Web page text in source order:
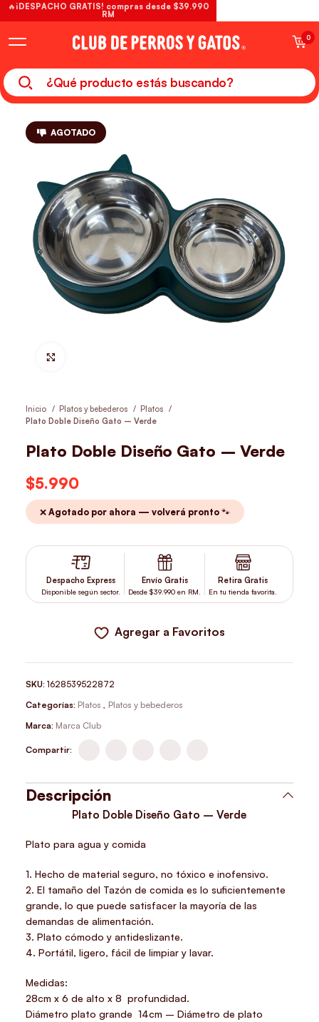
0
AGOTADO
Inicio Platos y bebederos
Platos
Plato Doble Diseño Gato – Verde
Plato Doble Diseño Gato – Verde
$5.990
❌ Agotado por ahora — volverá pronto 🐾
Despacho Express
Disponible según sector.
Envío Gratis
Desde $39.990 en RM.
Retira Gratis
En tu tienda favorita.
Agregar a Favoritos
SKU:1628539522872
Categorías: Platos
Platos y bebederos
Marca: Marca Club
Compartir:
Descripción
Plato Doble Diseño Gato – Verde
Plato para agua y comida
1. Hecho de material seguro, no tóxico e inofensivo.
2. El tamaño del Tazón de comida es lo suficientemente
grande, lo que puede satisfacer la mayoría de las
demandas de alimentación.
3. Plato cómodo y antideslizante.
4. Portátil, ligero, fácil de limpiar y lavar.
Medidas:
28cm x 6 de alto x 8 profundidad.
Diámetro plato grande 14cm – Diámetro de plato
🔥¡DESPACHO GRATIS! compras desde $39.990
RM